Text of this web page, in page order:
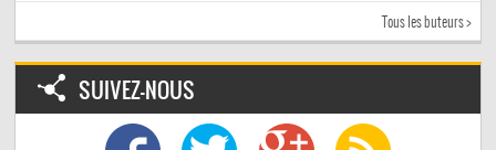
Tous les buteurs >
SUIVEZ-NOUS